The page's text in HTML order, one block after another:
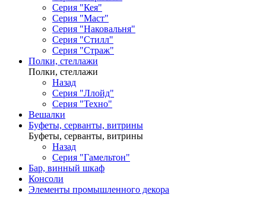
Серия "Кея"
Серия "Маст"
Серия "Наковальня"
Серия "Стилл"
Серия "Страж"
Полки, стеллажи
Полки, стеллажи
Назад
Серия "Ллойд"
Серия "Техно"
Вешалки
Буфеты, серванты, витрины
Буфеты, серванты, витрины
Назад
Серия "Гамельтон"
Бар, винный шкаф
Консоли
Элементы промышленного декора